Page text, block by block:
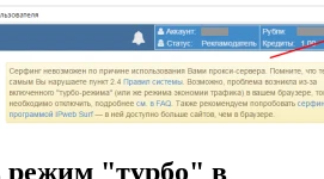
"турбо" в